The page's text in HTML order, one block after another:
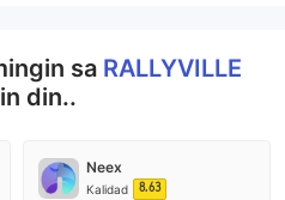
sa RALLYVILLE
din..
Neex
Kalidad 8.63